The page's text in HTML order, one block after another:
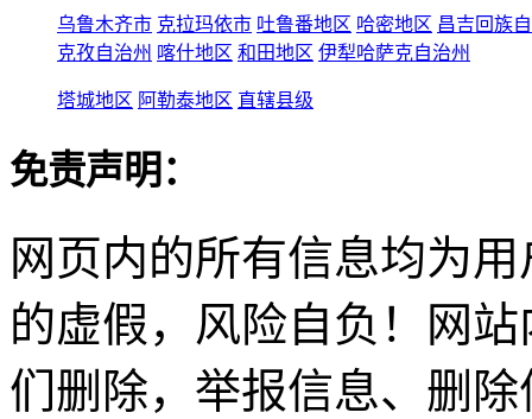
乌鲁木齐市 克拉玛依市 吐鲁番地区 哈密地区 昌吉回族
克孜自治州 喀什地区 和田地区 伊犁哈萨克自治州
塔城地区 阿勒泰地区 直辖县级
免责声明：
网页内的所有信息均为
的虚假，风险自负！网
们删除，举报信息、删